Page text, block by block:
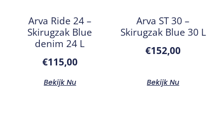
Arva Ride 24 –
Skirugzak Blue
denim 24 L
€115,00
Bekijk Nu
Arva ST 30 –
Skirugzak Blue 30 L
€152,00
Bekijk Nu